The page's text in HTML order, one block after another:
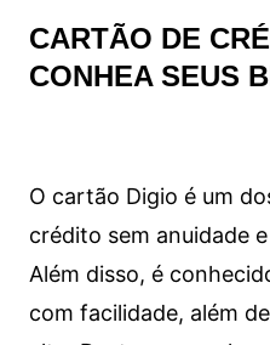
CARTÃO DE
CONHEA SEUS
O cartão Digio é um
crédito sem anuidade
Além disso, é
com facilidade, além